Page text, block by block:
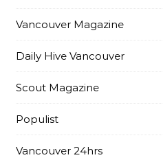
Vancouver Magazine
Daily Hive Vancouver
Scout Magazine
Populist
Vancouver 24hrs